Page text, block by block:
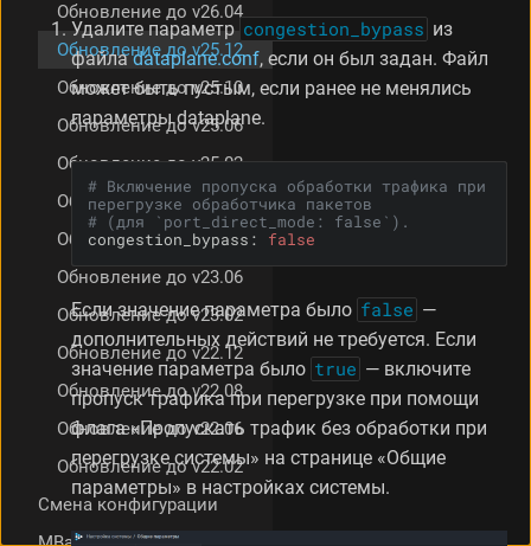
Удалите параметр congestion_bypass из
файлаdataplane.conf, если он был задан. Файл
может быть пустым, если ранее не менялись
параметры dataplane.
# Включение пропуска обработки трафика при
перегрузке обработчика пакетов
# (для `port_direct_mode: false`).
congestion_bypass:
false
Если значение параметра было false —
дополнительных действий не требуется. Если
значение параметра было true — включите
пропуск трафика при перегрузке при помощи
флага «Пропускать трафик без обработки при
перегрузке системы» на странице «Общие
параметры» в настройках системы.
Обновление до v26.04
Обновление до v25.12
Обновление до v25.10
Обновление до v25.06
Обновление до v25.02
Обновление до v24.08
Обновление до v23.12
Обновление до v23.06
Обновление до v23.02
Обновление до v22.12
Обновление до v22.08
Обновление до v22.06
Обновление до v22.02
Смена конфигурации